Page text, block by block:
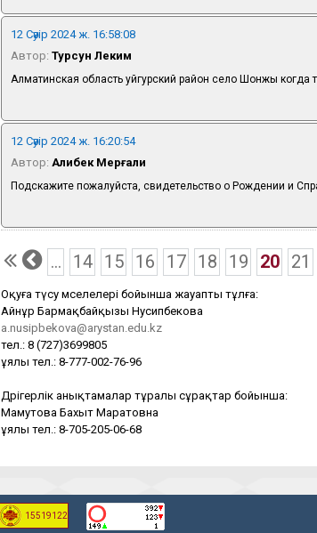
12 Сәуір 2024 ж. 16:58:08
Автор: Турсун Леким
Алматинская область уйгурский район село Шонжы когда
12 Сәуір 2024 ж. 16:20:54
Автор: Алибек Мерғали
Подскажите пожалуйста, свидетельство о Рождении и
... 14 15 16 17 18 19 20 21
Оқуға түсу мәселелері бойынша жауапты тұлға:
Айнұр Бармақбайқызы Нусипбекова
a.nusipbekova@arystan.edu.kz
тел.: 8 (727)3699805
ұялы тел.: 8-777-002-76-96
Дәрігерлік анықтамалар тұралы сұрақтар бойынша:
Мамутова Бахыт Маратовна
ұялы тел.: 8-705-205-06-68
15519122